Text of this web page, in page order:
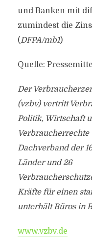
und Banken mit
zumindest die
(DFPA/mb1)
Quelle:
Der
(vzbv) vertritt
Politik, Wirtschaft
Verbraucherrechte
Dachverband der
Länder und 26
Kräfte für einen
unterhält Büros in
www.vzbv.de